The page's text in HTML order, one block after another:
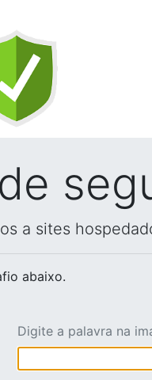
a sites
abaixo.
Digite a palavra na